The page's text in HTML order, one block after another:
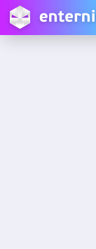
Μεγάλη επιτυχία
σήμερα στην αγορά